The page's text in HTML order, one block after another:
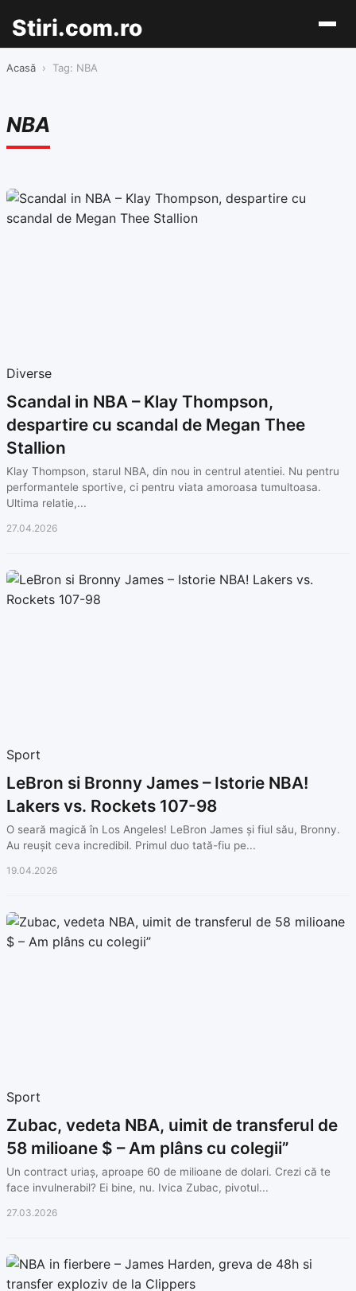
Stiri.com.ro
Acasă › Tag: NBA
NBA
Diverse
Scandal in NBA – Klay Thompson,
despartire cu scandal de Megan Thee
Stallion
Klay Thompson, starul NBA, din nou in centrul atentiei. Nu pentru
performantele sportive, ci pentru viata amoroasa tumultoasa.
Ultima relatie,...
27.04.2026
Sport
LeBron si Bronny James – Istorie NBA!
Lakers vs. Rockets 107-98
O seară magică în Los Angeles! LeBron James și fiul său, Bronny.
Au reușit ceva incredibil. Primul duo tată-fiu pe...
19.04.2026
Sport
Zubac, vedeta NBA, uimit de transferul de
58 milioane $ – Am plâns cu colegii”
Un contract uriaș, aproape 60 de milioane de dolari. Crezi că te
face invulnerabil? Ei bine, nu. Ivica Zubac, pivotul...
27.03.2026